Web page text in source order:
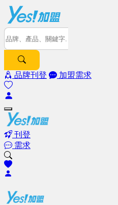
品牌刊登 加盟需求
刊登
需求